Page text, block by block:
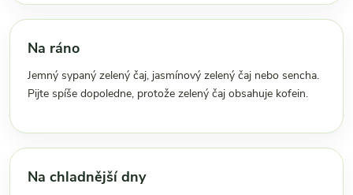
Na ráno
Jemný sypaný zelený čaj, jasmínový zelený čaj nebo sencha.
Pijte spíše dopoledne, protože zelený čaj obsahuje kofein.
Na chladnější dny